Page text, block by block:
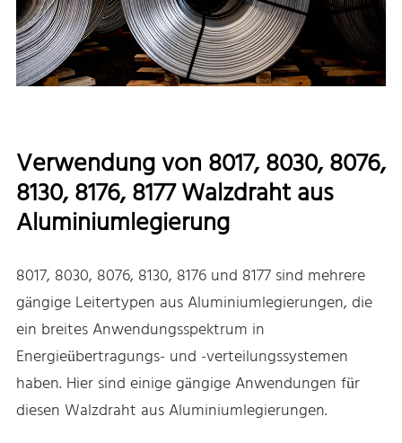
Verwendung von 8017, 8030, 8076,
8130, 8176, 8177 Walzdraht aus
Aluminiumlegierung
8017, 8030, 8076, 8130, 8176 und 8177 sind mehrere
gängige Leitertypen aus Aluminiumlegierungen, die
ein breites Anwendungsspektrum in
Energieübertragungs- und -verteilungssystemen
haben. Hier sind einige gängige Anwendungen für
diesen Walzdraht aus Aluminiumlegierungen.